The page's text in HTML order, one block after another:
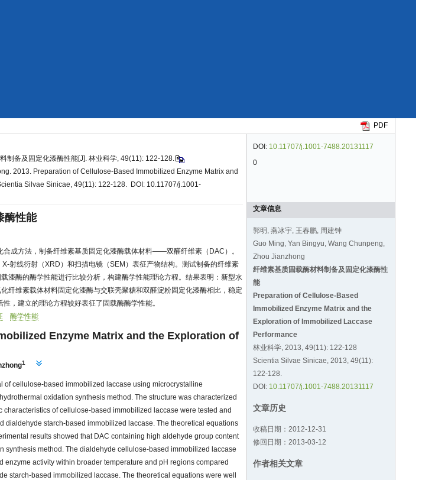
PDF
DOI: 10.11707/j.1001-7488.20131117
0
文章信息
郭明, 燕冰宇, 王春鹏, 周建钟
Guo Ming, Yan Bingyu, Wang Chunpeng,
Zhou Jianzhong
纤维素基质固载酶材料制备及固定化漆酶性
能
Preparation of Cellulose-Based
Immobilized Enzyme Matrix and the
Exploration of Immobilized Laccase
Performance
林业科学, 2013, 49(11): 122-128
Scientia Silvae Sinicae, 2013, 49(11):
122-128.
DOI: 10.11707/j.1001-7488.20131117
文章历史
收稿日期：2012-12-31
修回日期：2013-03-12
作者相关文章
制备及固定化漆酶性能[J]. 林业科学, 49(11): 122-128.
2013. Preparation of Cellulose-Based Immobilized Enzyme Matrix and
Silvae Sinicae, 49(11): 122-128. DOI: 10.11707/j.1001-
酶性能
合成方法，制备纤维素基质固定化漆酶载体材料——双醛纤维素（DAC）。
X-射线衍射（XRD）和扫描电镜（SEM）表征产物结构。测试制备的纤维素
漆酶的酶学性能进行比较分析，构建酶学性能理论方程。结果表明：新型水
纤维素载体材料固定化漆酶与交联壳聚糖和双醛淀粉固定化漆酶相比，稳定
，建立的理论方程较好表征了固载酶酶学性能。
酶学性能
Enzyme Matrix and the Exploration of
1
of cellulose-based immobilized laccase using microcrystalline
oxidation synthesis method. The structure was characterized
characteristics of cellulose-based immobilized laccase were tested and
dialdehyde starch-based immobilized laccase. The theoretical equations
results showed that DAC containing high aldehyde group content
synthesis method. The dialdehyde cellulose-based immobilized laccase
enzyme activity within broader temperature and pH regions compared
starch-based immobilized laccase. The theoretical equations were well